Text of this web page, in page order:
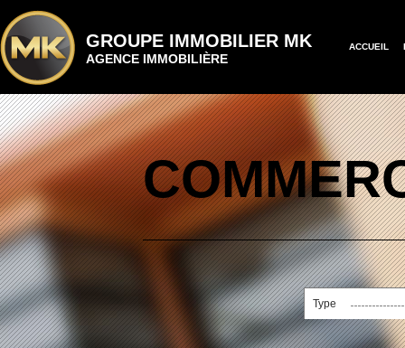
GROUPE IMMOBILIER MK
AGENCE IMMOBILIÈRE
ACCUEIL
Type